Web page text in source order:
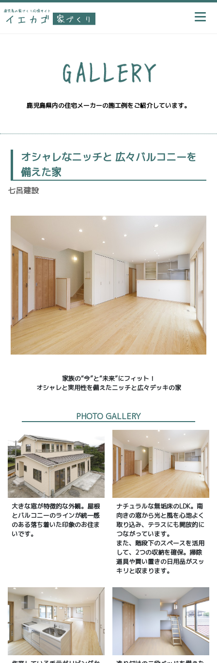
鹿児島県内の住宅メーカーの施工例をご紹介しています。
オシャレなニッチと 広々バルコニーを
備えた家
七呂建設
家族の“今”と“未来”にフィット！
オシャレと実用性を備えたニッチと広々デッキの家
PHOTO GALLERY
大きな窓が特徴的な外観。屋根
とバルコニーのラインが統一感
のある落ち着いた印象のお住ま
いです。
ナチュラルな無垢床のLDK。南
向きの窓から光と風を心地よく
取り込み、テラスにも開放的に
つながっています。
また、階段下のスペースを活用
して、2つの収納を確保。掃除
道具や買い置きの日用品がスッ
キリと収まります。